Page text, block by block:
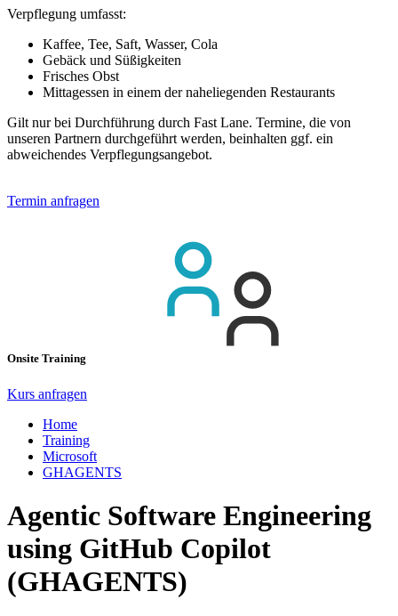
Verpflegung umfasst:
Kaffee, Tee, Saft, Wasser, Cola
Gebäck und Süßigkeiten
Frisches Obst
Mittagessen in einem der naheliegenden Restaurants
Gilt nur bei Durchführung durch Fast Lane. Termine, die von
unseren Partnern durchgeführt werden, beinhalten ggf. ein
abweichendes Verpflegungsangebot.
Termin anfragen
Onsite Training
Kurs anfragen
Home
Training
Microsoft
GHAGENTS
Agentic Software Engineering
using GitHub Copilot
(GHAGENTS)